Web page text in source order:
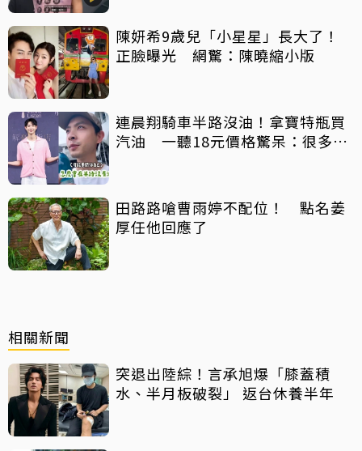
陳妍希9歲兒「小星星」長大了！
正臉曝光 網驚：陳曉縮小版
連晨翔騎車半路沒油！拿寶特瓶買
汽油 一聽18元價格驚呆：很多水
田路路嗆曹雨婷不配位！ 點名姜
厚任他回應了
相關新聞
突退出陸綜！言承旭爆「膝蓋積
水、半月板破裂」 返台休養半年